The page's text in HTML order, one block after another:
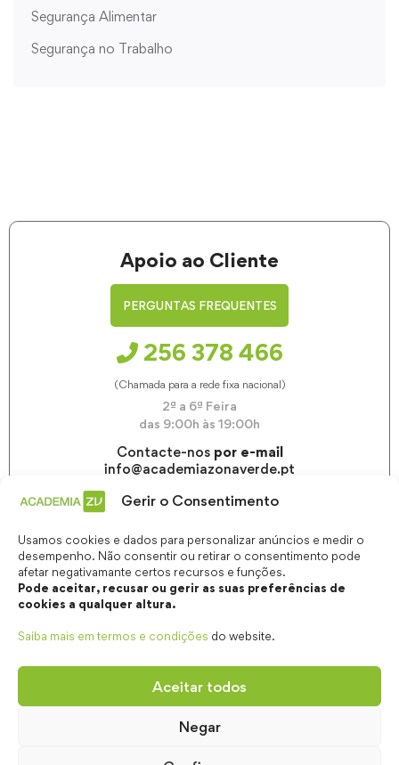
Gerir o Consentimento
Usamos cookies e dados para personalizar anúncios e medir o
desempenho. Não consentir ou retirar o consentimento pode
afetar negativamante certos recursos e funções.
Pode aceitar, recusar ou gerir as suas preferências de
cookies a qualquer altura.
Saiba mais em termos e condições do website.
Aceitar todos
Negar
Segurança Alimentar
Segurança no Trabalho
Apoio ao Cliente
PERGUNTAS FREQUENTES
256 378 466
(Chamada para a rede fixa nacional)
2ª a 6ª Feira
das 9:00h às 19:00h
Contacte-nos por e-mail
info@academiazonaverde.pt